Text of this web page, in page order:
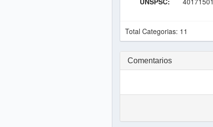
Total Categorias: 11
Comentarios